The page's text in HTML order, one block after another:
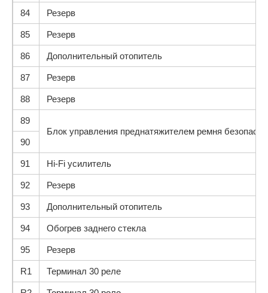
84 Резерв
85 Резерв
86 Дополнительный отопитель
87 Резерв
88 Резерв
89
Блок управления преднатяжителем ремня
90
91 Hi-Fi усилитель
92 Резерв
93 Дополнительный отопитель
94 Обогрев заднего стекла
95 Резерв
R1 Терминал 30 реле